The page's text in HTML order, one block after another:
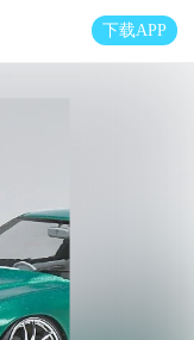
下载APP